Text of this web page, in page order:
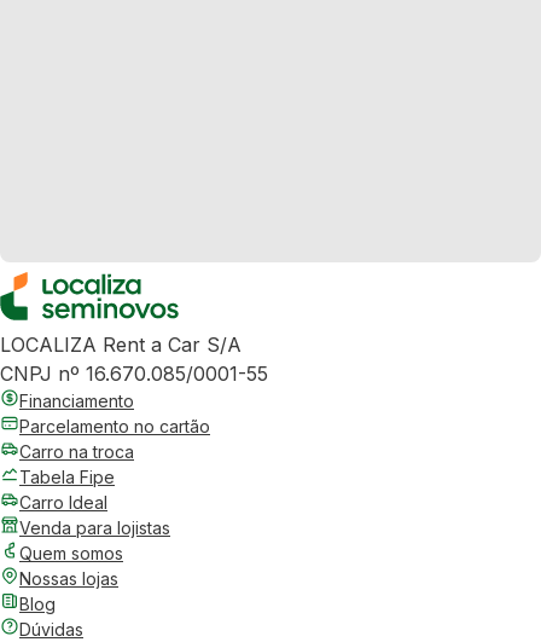
LOCALIZA Rent a Car S/A
CNPJ nº 16.670.085/0001-55
Financiamento
Parcelamento no cartão
Carro na troca
Tabela Fipe
Carro Ideal
Venda para lojistas
Quem somos
Nossas lojas
Blog
Dúvidas